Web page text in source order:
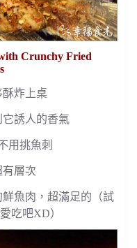
Crunchy Fried
炸上桌
誘人的香氣
用挑魚刺
有層次
魚肉，超滿足的（試
吃吧XD）